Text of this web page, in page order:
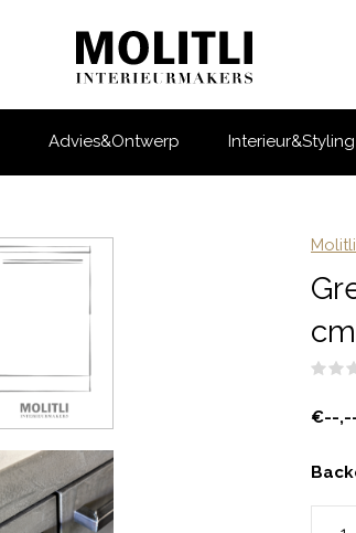
Advies&Ontwerp Interieur&Styling
€--